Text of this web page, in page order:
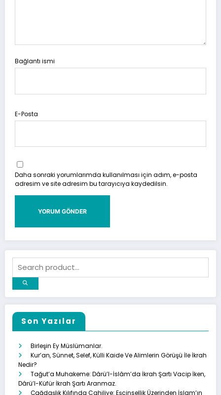
Bağlantı ismi
E-Posta
Daha sonraki yorumlarımda kullanılması için adım, e-posta
adresim ve site adresim bu tarayıcıya kaydedilsin.
Son Yazılar
Birleşin Ey Müslümanlar.
Kur’an, Sünnet, Selef, Külli Kaide Ve Alimlerin Görüşü İle İkrah
Nedir?
Tağut’a Muhakeme: Dârü’l-İslâm’da İkrah Şartı Vacip İken,
Dârü’l-Küfür İkrah Şartı Aranmaz.
Çağdaşlık Kılıfında Cahiliye: Eşcinsellik Üzerinden İslam’ın